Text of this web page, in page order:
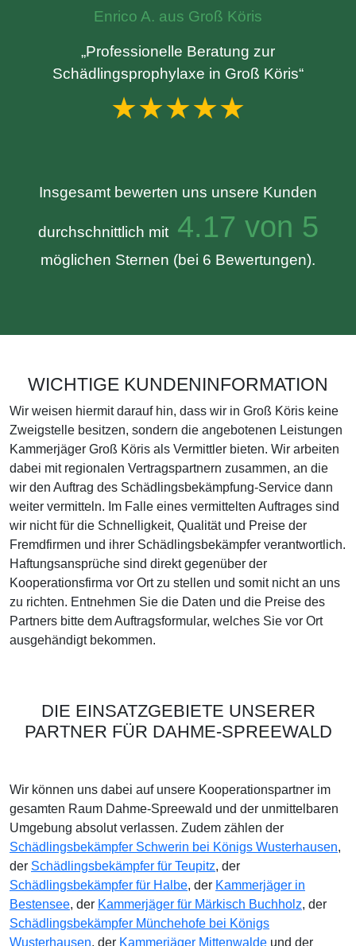
Enrico A. aus Groß Köris
„Professionelle Beratung zur
Schädlingsprophylaxe in Groß Köris“
★★★★★
Insgesamt bewerten uns unsere Kunden
durchschnittlich mit4.17 von 5
möglichen Sternen (bei 6 Bewertungen).
WICHTIGE KUNDENINFORMATION
Wir weisen hiermit darauf hin, dass wir in Groß Köris keine
Zweigstelle besitzen, sondern die angebotenen Leistungen
Kammerjäger Groß Köris als Vermittler bieten. Wir arbeiten
dabei mit regionalen Vertragspartnern zusammen, an die
wir den Auftrag des Schädlingsbekämpfung-Service dann
weiter vermitteln. Im Falle eines vermittelten Auftrages sind
wir nicht für die Schnelligkeit, Qualität und Preise der
Fremdfirmen und ihrer Schädlingsbekämpfer verantwortlich.
Haftungsansprüche sind direkt gegenüber der
Kooperationsfirma vor Ort zu stellen und somit nicht an uns
zu richten. Entnehmen Sie die Daten und die Preise des
Partners bitte dem Auftragsformular, welches Sie vor Ort
ausgehändigt bekommen.
DIE EINSATZGEBIETE UNSERER
PARTNER FÜR DAHME-SPREEWALD
Wir können uns dabei auf unsere Kooperationspartner im
gesamten Raum Dahme-Spreewald und der unmittelbaren
Umgebung absolut verlassen. Zudem zählen der
Schädlingsbekämpfer Schwerin bei Königs Wusterhausen,
der Schädlingsbekämpfer für Teupitz, der
Schädlingsbekämpfer für Halbe, der Kammerjäger in
Bestensee, der Kammerjäger für Märkisch Buchholz, der
Schädlingsbekämpfer Münchehofe bei Königs
Wusterhausen, der Kammerjäger Mittenwalde und der